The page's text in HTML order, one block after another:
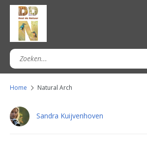
Home Natural Arch
Sandra Kuijvenhoven